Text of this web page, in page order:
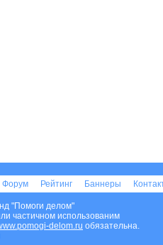
Форум Рейтинг Баннеры
"Помоги делом"
частичном использованим
delom.ru обязательна.